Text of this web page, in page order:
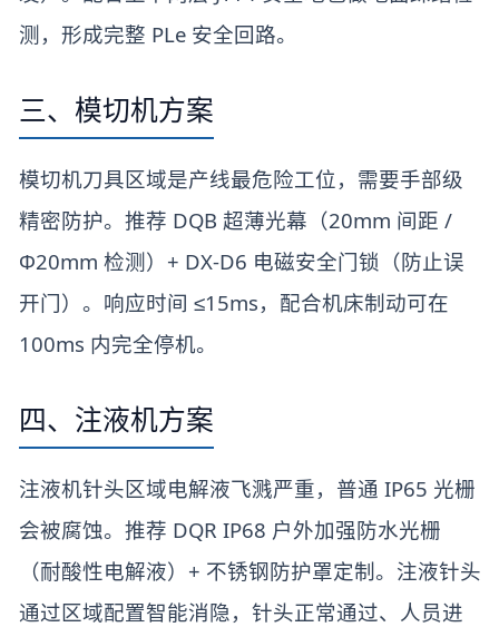
测，形成完整 PLe 安全回路。
三、模切机方案
模切机刀具区域是产线最危险工位，需要手部级
精密防护。推荐 DQB 超薄光幕（20mm 间距 /
Φ20mm 检测）+ DX-D6 电磁安全门锁（防止误
开门）。响应时间 ≤15ms，配合机床制动可在
100ms 内完全停机。
四、注液机方案
注液机针头区域电解液飞溅严重，普通 IP65 光栅
会被腐蚀。推荐 DQR IP68 户外加强防水光栅
（耐酸性电解液）+ 不锈钢防护罩定制。注液针头
通过区域配置智能消隐，针头正常通过、人员进